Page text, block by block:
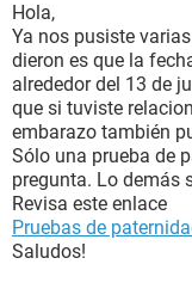
Hola,
Ya nos pusiste
dieron es que la
alrededor del 13 de
que si tuviste
embarazo también
Sólo una prueba de
pregunta. Lo demás
Revisa este enlace
Pruebas de
Saludos!